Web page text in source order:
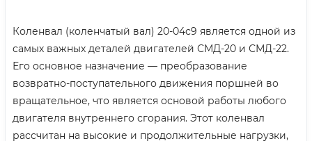
Коленвал (коленчатый вал) 20-04с9 является одной из
самых важных деталей двигателей СМД-20 и СМД-22.
Его основное назначение — преобразование
возвратно-поступательного движения поршней во
вращательное, что является основой работы любого
двигателя внутреннего сгорания. Этот коленвал
рассчитан на высокие и продолжительные нагрузки,